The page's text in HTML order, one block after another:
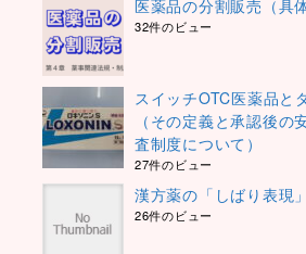
医薬品の分割販売（具体
32件のビュー
スイッチOTC医薬品と
（その定義と承認後の
査制度について）
27件のビュー
漢方薬の「しばり表現
26件のビュー